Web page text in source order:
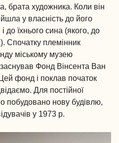
брата художника. Коли він
у власність до його
до їхнього сина (якого, до
Спочатку племінник
міському музею
Фонд Вінсента Ван
фонд і поклав початок
Для постійної
побудовано нову будівлю,
у 1973 р.